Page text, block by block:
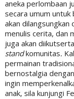
aneka perlombaan
secara umum
akan dilangsungkan
menulis cerita, dan
juga akan
standkomunitas.
permainan
bernostalgia
ingin
anak, sila kunjungi